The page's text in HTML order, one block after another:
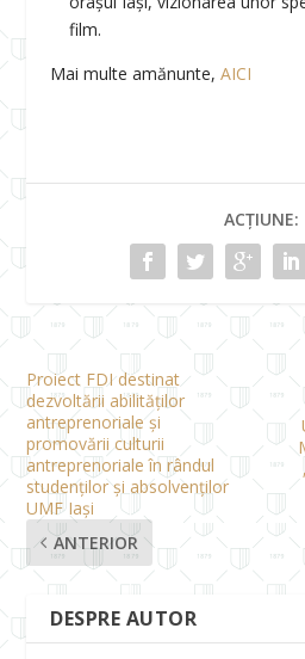
film.
Mai multe amănunte,AICI
ACȚIUNE:
Proiect FDI destinat
dezvoltării abilităților
antreprenoriale și
promovării culturii
antreprenoriale în rândul
studenților și absolvenților
UMF Iași
ANTERIOR
DESPRE AUTOR